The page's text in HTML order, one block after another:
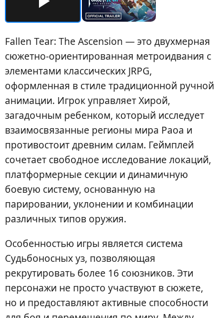
Fallen Tear: The Ascension — это двухмерная
сюжетно-ориентированная метроидвания с
элементами классических JRPG,
оформленная в стиле традиционной ручной
анимации. Игрок управляет Хирой,
загадочным ребенком, который исследует
взаимосвязанные регионы мира Раоа и
противостоит древним силам. Геймплей
сочетает свободное исследование локаций,
платформерные секции и динамичную
боевую систему, основанную на
парировании, уклонении и комбинации
различных типов оружия.
Особенностью игры является система
Судьбоносных уз, позволяющая
рекрутировать более 16 союзников. Эти
персонажи не просто участвуют в сюжете,
но и предоставляют активные способности